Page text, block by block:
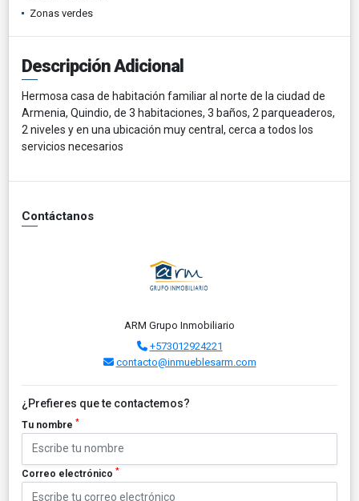
Zonas verdes
Descripción Adicional
Hermosa casa de habitación familiar al norte de la ciudad de
Armenia, Quindio, de 3 habitaciones, 3 baños, 2 parqueaderos,
2 niveles y en una ubicación muy central, cerca a todos los
servicios necesarios
Contáctanos
ARM Grupo Inmobiliario
+573012924221
contacto@inmueblesarm.com
¿Prefieres que te contactemos?
Tu nombre *
Correo electrónico *